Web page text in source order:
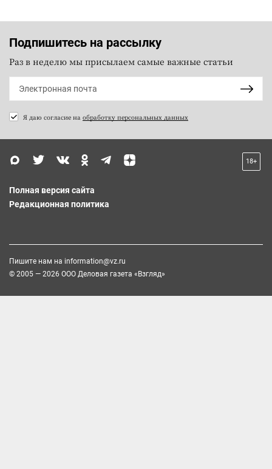
Подпишитесь на рассылку
Раз в неделю мы присылаем самые важные статьи
Я даю согласие на обработку персональных данных
18+
Полная версия сайта
Редакционная политика
Пишите нам на information@vz.ru
© 2005 — 2026 ООО Деловая газета «Взгляд»